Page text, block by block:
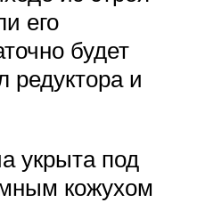
его
будет
редуктора и
укрыта под
кожухом